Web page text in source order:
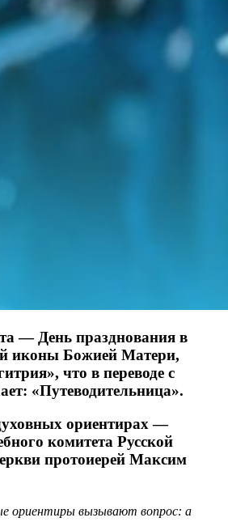
— День празднования в
иконы Божией Матери,
что в переводе с
«Путеводительница».
ориентирах —
комитета Русской
протоиерей Максим
ориентиры вызывают вопрос: а